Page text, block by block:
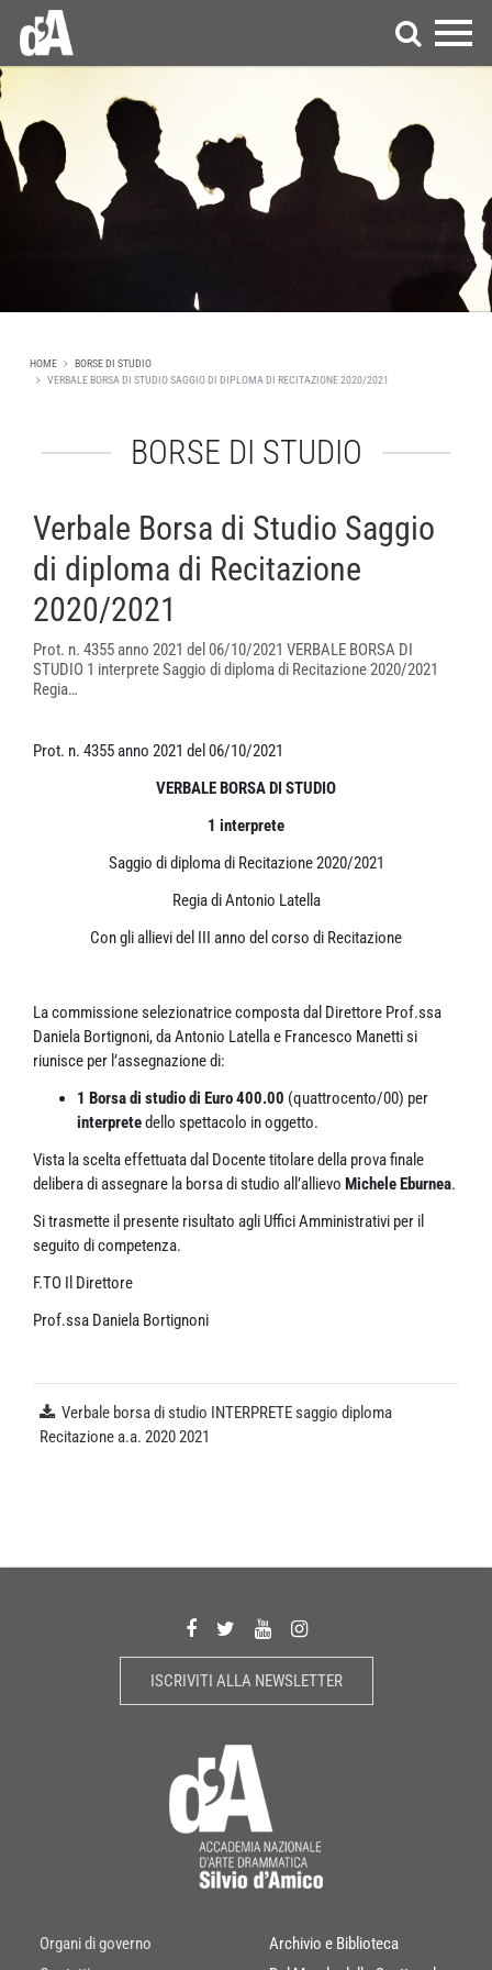
HOME
BORSE DI STUDIO
VERBALE BORSA DI STUDIO SAGGIO DI DIPLOMA DI RECITAZIONE 2020/2021
BORSE DI STUDIO
Verbale Borsa di Studio Saggio
di diploma di Recitazione
2020/2021
Prot. n. 4355 anno 2021 del 06/10/2021 VERBALE BORSA DI
STUDIO 1 interprete Saggio di diploma di Recitazione 2020/2021
Regia…
Prot. n. 4355 anno 2021 del 06/10/2021
VERBALE BORSA DI STUDIO
1 interprete
Saggio di diploma di Recitazione 2020/2021
Regia di Antonio Latella
Con gli allievi del III anno del corso di Recitazione
La commissione selezionatrice composta dal Direttore Prof.ssa
Daniela Bortignoni, da Antonio Latella e Francesco Manetti si
riunisce per l’assegnazione di:
1 Borsa di studio di Euro 400.00 (quattrocento/00) per
interpretedello spettacolo in oggetto.
Vista la scelta effettuata dal Docente titolare della prova finale
delibera di assegnare la borsa di studio all’allievo Michele Eburnea.
Si trasmette il presente risultato agli Uffici Amministrativi per il
seguito di competenza.
F.TO Il Direttore
Prof.ssa Daniela Bortignoni
Verbale borsa di studio INTERPRETE saggio diploma
Recitazione a.a. 2020 2021
ISCRIVITI ALLA NEWSLETTER
Organi di governo
Archivio e Biblioteca